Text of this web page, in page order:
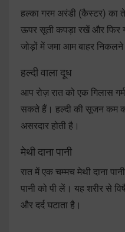
हल्का गरम अरंडी (कैस्टर) का
ऊपर सूती कपड़ा रखें और फिर
जोड़ों में जमा आम बाहर निकलने
हल्दी वाला दूध
आप रोज़ रात को एक गिलास
सकते हैं। हल्दी की सूजन कम
असरदार होती है।
मेथी दाना पानी
रात में एक चम्मच मेथी दाना
पानी को पी लें। यह शरीर से
और दर्द घटाता है।